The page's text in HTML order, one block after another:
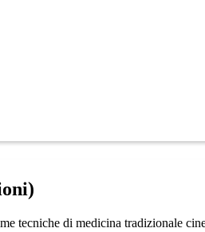
tecniche di medicina tradizionale